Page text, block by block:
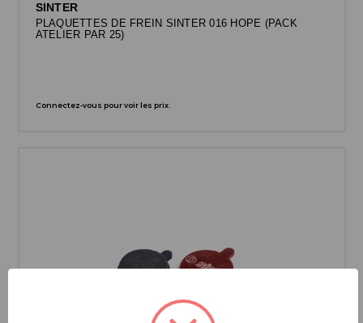
SINTER
PLAQUETTES DE FREIN SINTER 016 HOPE (PACK
ATELIER PAR 25)
Connectez-vous pour voir les prix.